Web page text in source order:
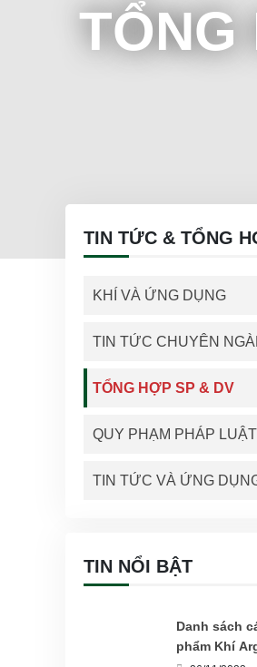
TỔNG
TIN TỨC & TỔNG
KHÍ VÀ ỨNG DỤNG
TIN TỨC CHUYÊN
TỔNG HỢP SP & DV
QUY PHẠM PHÁP LUẬT
TIN TỨC VÀ ỨNG
TIN NỔI BẬT
Danh sách
phẩm Khí